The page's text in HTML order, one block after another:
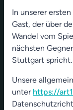
play_arrow
00:00
In unserer
Gast, der über
Wandel vom
nächsten
Stuttgart spricht.
Unsere
unter https://